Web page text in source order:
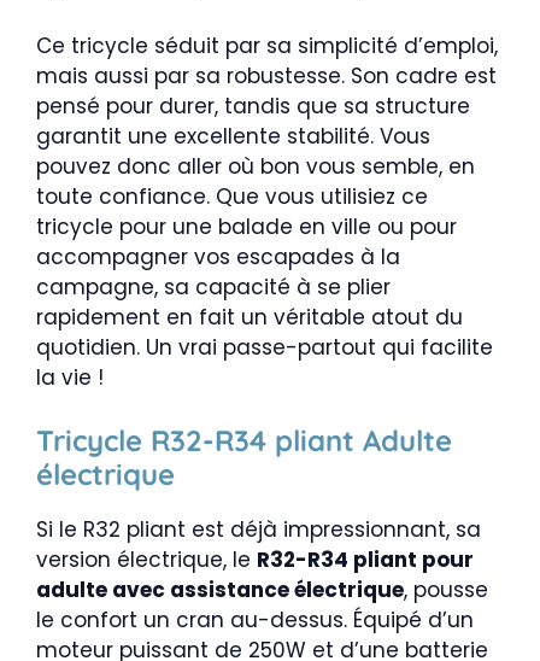
Ce tricycle séduit par sa simplicité d’emploi,
mais aussi par sa robustesse. Son cadre est
pensé pour durer, tandis que sa structure
garantit une excellente stabilité. Vous
pouvez donc aller où bon vous semble, en
toute confiance. Que vous utilisiez ce
tricycle pour une balade en ville ou pour
accompagner vos escapades à la
campagne, sa capacité à se plier
rapidement en fait un véritable atout du
quotidien. Un vrai passe-partout qui facilite
la vie !
Tricycle R32-R34 pliant Adulte
électrique
Si le R32 pliant est déjà impressionnant, sa
version électrique, le R32-R34 pliant pour
adulte avec assistance électrique, pousse
le confort un cran au-dessus. Équipé d’un
moteur puissant de 250W et d’une batterie